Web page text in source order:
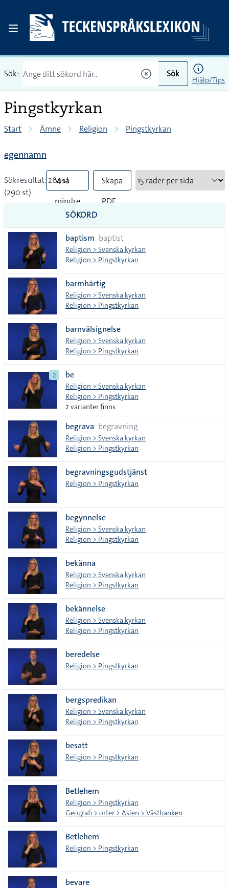
Sök: Sök
Hjälp/Tips
Pingstkyrkan
Start Ämne Religion Pingstkyrkan
egennamn
Sökresultat: 264 st
(290 st)
Visa
mindre
tecken
Skapa
PDF
SÖKORD
baptism baptist
Religion > Svenska kyrkan
Religion > Pingstkyrkan
barmhärtig
Religion > Svenska kyrkan
Religion > Pingstkyrkan
barnvälsignelse
Religion > Svenska kyrkan
Religion > Pingstkyrkan
2 be
Religion > Svenska kyrkan
Religion > Pingstkyrkan
2 varianter finns
begrava begravning
Religion > Svenska kyrkan
Religion > Pingstkyrkan
begravningsgudstjänst
Religion > Pingstkyrkan
begynnelse
Religion > Svenska kyrkan
Religion > Pingstkyrkan
bekänna
Religion > Svenska kyrkan
Religion > Pingstkyrkan
bekännelse
Religion > Svenska kyrkan
Religion > Pingstkyrkan
beredelse
Religion > Pingstkyrkan
bergspredikan
Religion > Svenska kyrkan
Religion > Pingstkyrkan
besatt
Religion > Pingstkyrkan
Betlehem
Religion > Pingstkyrkan
Geografi > orter > Asien > Västbanken
Betlehem
Religion > Pingstkyrkan
bevare